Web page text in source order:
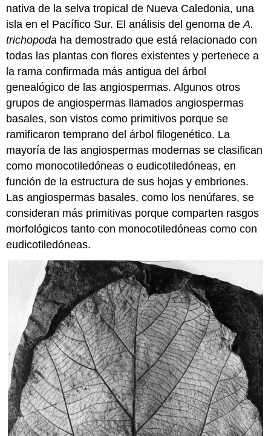
nativa de la selva tropical de Nueva Caledonia, una
isla en el Pacífico Sur. El análisis del genoma deA.
trichopoda ha demostrado que está relacionado con
todas las plantas con flores existentes y pertenece a
la rama confirmada más antigua del árbol
genealógico de las angiospermas. Algunos otros
grupos de angiospermas llamados angiospermas
basales, son vistos como primitivos porque se
ramificaron temprano del árbol filogenético. La
mayoría de las angiospermas modernas se clasifican
como monocotiledóneas o eudicotiledóneas, en
función de la estructura de sus hojas y embriones.
Las angiospermas basales, como los nenúfares, se
consideran más primitivas porque comparten rasgos
morfológicos tanto con monocotiledóneas como con
eudicotiledóneas.